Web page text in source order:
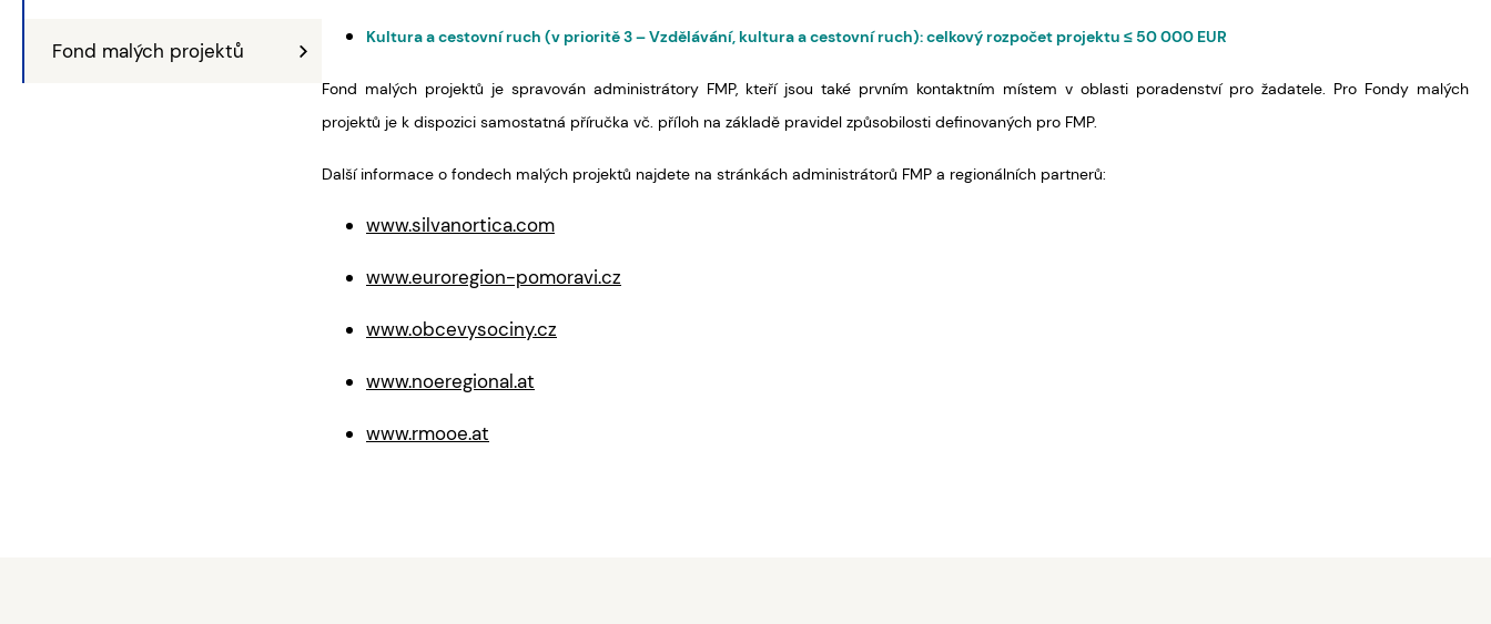
Fond malých projektů
Kultura a cestovní ruch (v prioritě 3 – Vzdělávání, kultura a cestovní ruch): celkový rozpočet projektu ≤ 50 000 EUR
Fond malých projektů je spravován administrátory FMP, kteří jsou také prvním kontaktním místem v oblasti poradenství pro žadatele. Pro Fondy malých
projektů je k dispozici samostatná příručka vč. příloh na základě pravidel způsobilosti definovaných pro FMP.
Další informace o fondech malých projektů najdete na stránkách administrátorů FMP a regionálních partnerů:
www.silvanortica.com
www.euroregion-pomoravi.cz
www.obcevysociny.cz
www.noeregional.at
www.rmooe.at